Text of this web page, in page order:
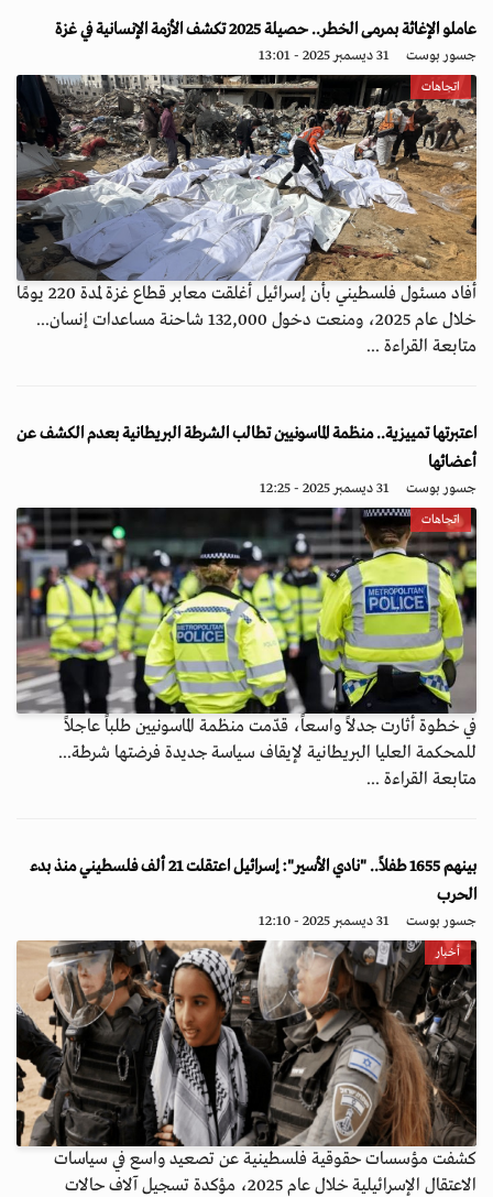
عاملو الإغاثة بمرمى الخطر.. حصيلة 2025 تكشف الأزمة الإنسانية في غزة
جسور بوست 31 ديسمبر 2025 - 13:01
اتجاهات
أفاد مسئول فلسطيني بأن إسرائيل أغلقت معابر قطاع غزة لمدة 220 يومًا
خلال عام 2025، ومنعت دخول 132,000 شاحنة مساعدات إنسان...
متابعة القراءة ...
اعتبرتها تمييزية.. منظمة الماسونيين تطالب الشرطة البريطانية بعدم الكشف عن
أعضائها
جسور بوست 31 ديسمبر 2025 - 12:25
اتجاهات
في خطوة أثارت جدلاً واسعاً، قدّمت منظمة الماسونيين طلباً عاجلاً
للمحكمة العليا البريطانية لإيقاف سياسة جديدة فرضتها شرطة...
متابعة القراءة ...
بينهم 1655 طفلاً.. "نادي الأسير": إسرائيل اعتقلت 21 ألف فلسطيني منذ بدء
الحرب
جسور بوست 31 ديسمبر 2025 - 12:10
أخبار
كشفت مؤسسات حقوقية فلسطينية عن تصعيد واسع في سياسات
الاعتقال الإسرائيلية خلال عام 2025، مؤكدة تسجيل آلاف حالات